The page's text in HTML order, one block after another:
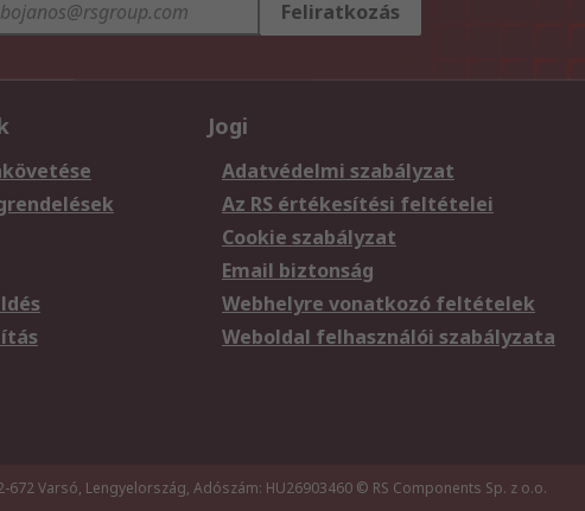
Feliratkozás
Jogi
Adatvédelmi szabályzat
Az RS értékesítési feltételei
Cookie szabályzat
Email biztonság
Webhelyre vonatkozó feltételek
Weboldal felhasználói szabályzata
672 Varsó, Lengyelország, Adószám: HU26903460 © RS Components Sp. z o.o.